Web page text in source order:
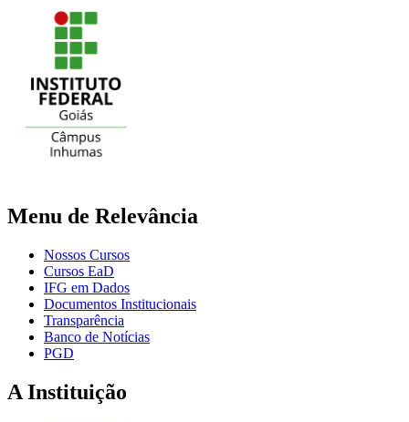
Menu de Relevância
Nossos Cursos
Cursos EaD
IFG em Dados
Documentos Institucionais
Transparência
Banco de Notícias
PGD
A Instituição